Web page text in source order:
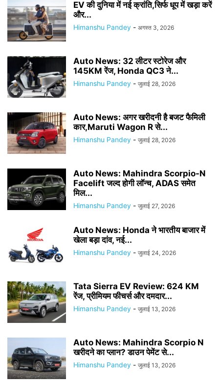
EV की दुनिया में नई क्रांति,सिर्फ धूप में खड़ा करें
और...
Himanshu Pandey - अगस्त 3, 2026
Auto News: 32 लीटर स्टोरेज और
145KM रेंज, Honda QC3 ने...
Himanshu Pandey - जुलाई 28, 2026
Auto News: अगर खरीदनी है बजट फैमिली
कार,Maruti Wagon R से...
Himanshu Pandey - जुलाई 28, 2026
Auto News: Mahindra Scorpio-N
Facelift जल्द होगी लॉन्च, ADAS समेत
मिल...
Himanshu Pandey - जुलाई 27, 2026
Auto News: Honda ने भारतीय बाजार में
खेला बड़ा दांव, नई...
Himanshu Pandey - जुलाई 24, 2026
Tata Sierra EV Review: 624 KM
रेंज, प्रीमियम फीचर्स और दमदार...
Himanshu Pandey - जुलाई 13, 2026
Auto News: Mahindra Scorpio N
खरीदने का प्लान? डाउन पेमेंट से...
Himanshu Pandey - जुलाई 13, 2026